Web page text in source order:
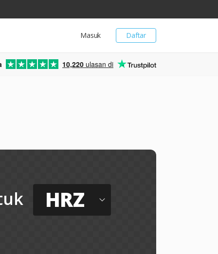
Daftar
Masuk
10,220 ulasan di
HRZ